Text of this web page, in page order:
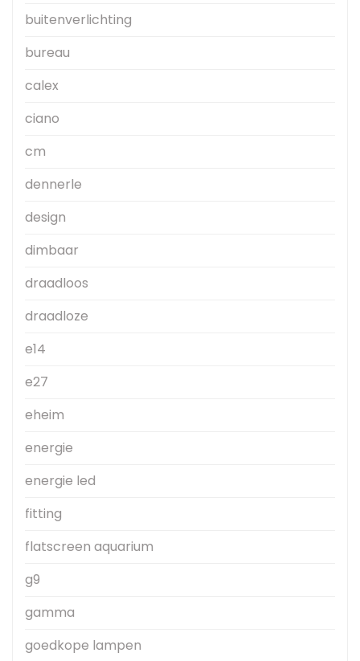
buitenverlichting
bureau
calex
ciano
cm
dennerle
design
dimbaar
draadloos
draadloze
e14
e27
eheim
energie
energie led
fitting
flatscreen aquarium
g9
gamma
goedkope lampen